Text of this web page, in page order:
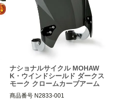
ナショナルサイクル MOHAW
K・ウインドシールド ダークス
モーク クロームカーブアーム
商品番号 N2833-001